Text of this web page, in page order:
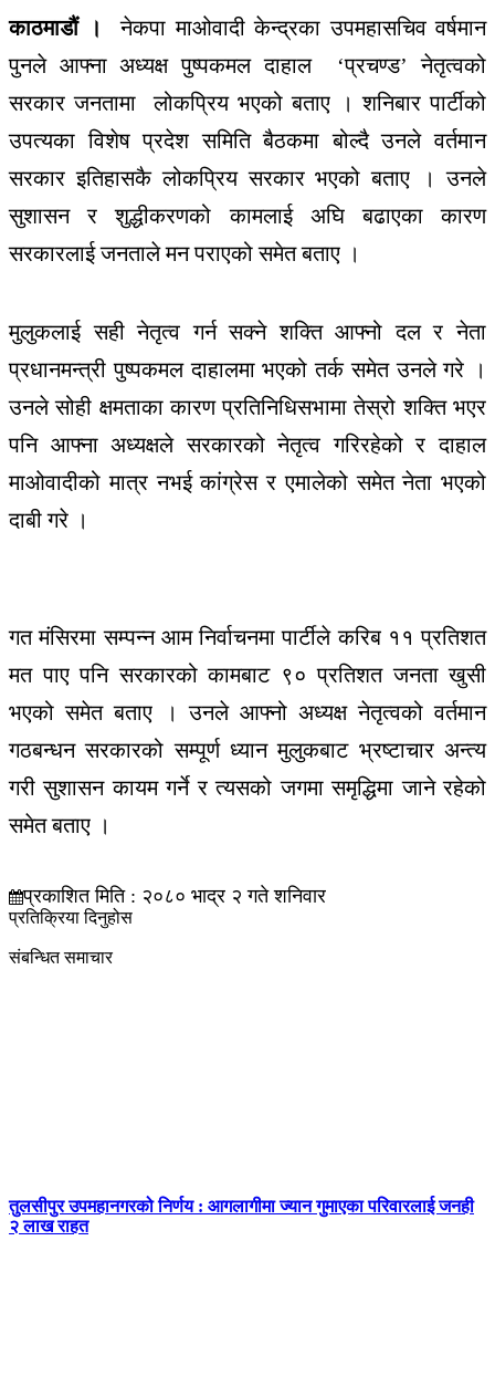
काठमाडौं ।
नेकपा माओवादी केन्द्रका उपमहासचिव वर्षमान
पुनले आफ्ना अध्यक्ष पुष्पकमल दाहाल ‘प्रचण्ड’ नेतृत्वको
सरकार जनतामा लोकप्रिय भएको बताए । शनिबार पार्टीको
उपत्यका विशेष प्रदेश समिति बैठकमा बोल्दै उनले वर्तमान
सरकार इतिहासकै लोकप्रिय सरकार भएको बताए । उनले
सुशासन र शुद्धीकरणको कामलाई अघि बढाएका कारण
सरकारलाई जनताले मन पराएको समेत बताए ।
मुलुकलाई सही नेतृत्व गर्न सक्ने शक्ति आफ्नो दल र नेता
प्रधानमन्त्री पुष्पकमल दाहालमा भएको तर्क समेत उनले गरे ।
उनले सोही क्षमताका कारण प्रतिनिधिसभामा तेस्रो शक्ति भएर
पनि आफ्ना अध्यक्षले सरकारको नेतृत्व गरिरहेको र दाहाल
माओवादीको मात्र नभई कांग्रेस र एमालेको समेत नेता भएको
दाबी गरे ।
गत मंसिरमा सम्पन्न आम निर्वाचनमा पार्टीले करिब ११ प्रतिशत
मत पाए पनि सरकारको कामबाट ९० प्रतिशत जनता खुसी
भएको समेत बताए । उनले आफ्नो अध्यक्ष नेतृत्वको वर्तमान
गठबन्धन सरकारको सम्पूर्ण ध्यान मुलुकबाट भ्रष्टाचार अन्त्य
गरी सुशासन कायम गर्ने र त्यसको जगमा समृद्धिमा जाने रहेको
समेत बताए ।
प्रकाशित मिति : २०८० भाद्र २ गते शनिवार
प्रतिक्रिया दिनुहोस
संबन्धित समाचार
तुलसीपुर उपमहानगरको निर्णय : आगलागीमा ज्यान गुमाएका परिवारलाई जनही
२ लाख राहत